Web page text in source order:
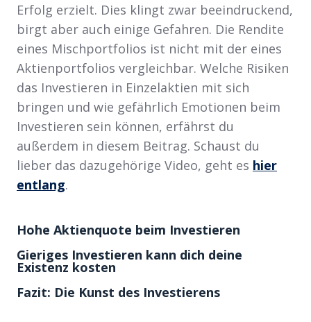
Erfolg erzielt. Dies klingt zwar beeindruckend,
birgt aber auch einige Gefahren. Die Rendite
eines Mischportfolios ist nicht mit der eines
Aktienportfolios vergleichbar. Welche Risiken
das Investieren in Einzelaktien mit sich
bringen und wie gefährlich Emotionen beim
Investieren sein können, erfährst du
außerdem in diesem Beitrag. Schaust du
lieber das dazugehörige Video, geht es hier
entlang.
Hohe Aktienquote beim Investieren
Gieriges Investieren kann dich deine
Existenz kosten
Fazit: Die Kunst des Investierens